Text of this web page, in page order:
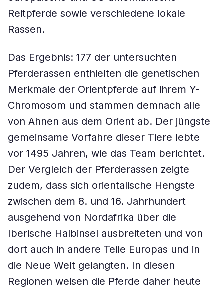
Reitpferde sowie verschiedene lokale
Rassen.
Das Ergebnis: 177 der untersuchten
Pferderassen enthielten die genetischen
Merkmale der Orientpferde auf ihrem Y-
Chromosom und stammen demnach alle
von Ahnen aus dem Orient ab. Der jüngste
gemeinsame Vorfahre dieser Tiere lebte
vor 1495 Jahren, wie das Team berichtet.
Der Vergleich der Pferderassen zeigte
zudem, dass sich orientalische Hengste
zwischen dem 8. und 16. Jahrhundert
ausgehend von Nordafrika über die
Iberische Halbinsel ausbreiteten und von
dort auch in andere Teile Europas und in
die Neue Welt gelangten. In diesen
Regionen weisen die Pferde daher heute